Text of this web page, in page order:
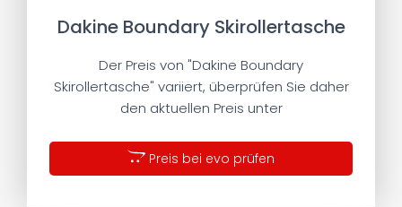
Dakine Boundary Skirollertasche
Der Preis von "Dakine Boundary
Skirollertasche" variiert, überprüfen Sie daher
den aktuellen Preis unter
Preis bei evo prüfen